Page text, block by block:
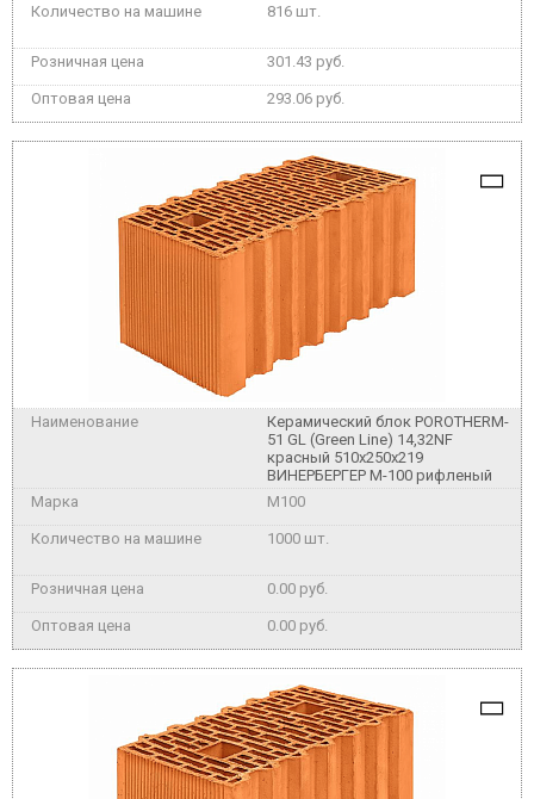
816 шт.
301.43 руб.
293.06 руб.
Керамический блок POROTHERM-
51 GL (Green Line) 14,32NF
красный 510x250x219
ВИНЕРБЕРГЕР М-100 рифленый
M100
1000 шт.
0.00 руб.
0.00 руб.